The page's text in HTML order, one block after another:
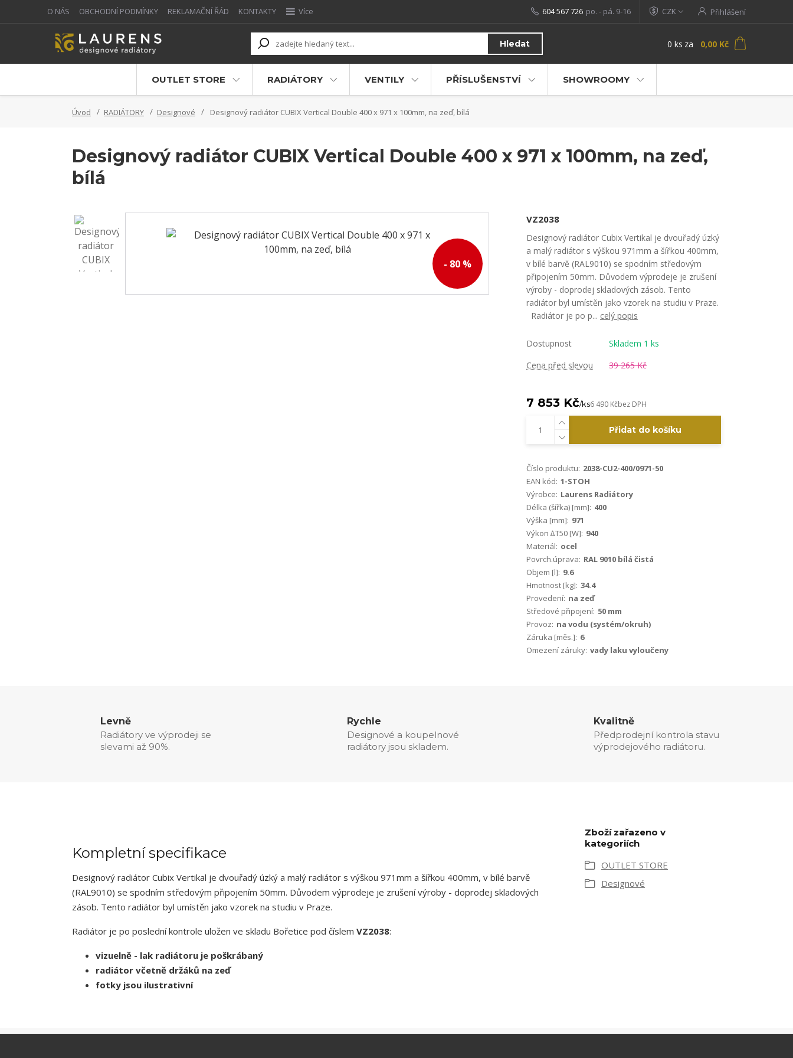
O NÁS OBCHODNÍ PODMÍNKY REKLAMAČNÍ ŘÁD KONTAKTY Více CZK Přihlášení
Hledat
604 567 726 po. - pá. 9-16
0 ks za 0,00 Kč
OUTLET STORE RADIÁTORY VENTILY PŘÍSLUŠENSTVÍ SHOWROOMY
Úvod RADIÁTORY Designové Designový radiátor CUBIX Vertical Double 400 x 971 x 100mm, na zeď, bílá
Designový radiátor CUBIX Vertical Double 400 x 971 x 100mm, na zeď,
bílá
- 80 %
VZ2038
Designový radiátor Cubix Vertikal je dvouřadý úzký
a malý radiátor s výškou 971mm a šířkou 400mm,
v bílé barvě (RAL9010) se spodním středovým
připojením 50mm. Důvodem výprodeje je zrušení
výroby - doprodej skladových zásob. Tento
radiátor byl umístěn jako vzorek na studiu v Praze.
Radiátor je po p... celý popis
Dostupnost
Skladem 1 ks
Cena před slevou
39 265 Kč
7 853 Kč/ks6 490 Kčbez DPH
Přidat do košíku
Číslo produktu: 2038-CU2-400/0971-50
EAN kód: 1-STOH
Výrobce: Laurens Radiátory
Délka (šířka) [mm]: 400
Výška [mm]: 971
Výkon ∆T50 [W]: 940
Materiál: ocel
Povrch.úprava: RAL 9010 bílá čistá
Objem [l]: 9.6
Hmotnost [kg]: 34.4
Provedení: na zeď
Středové připojení: 50 mm
Provoz: na vodu (systém/okruh)
Záruka [měs.]: 6
Omezení záruky: vady laku vyloučeny
Levně
Radiátory ve výprodeji se
slevami až 90%.
Rychle
Designové a koupelnové
radiátory jsou skladem.
Kvalitně
Předprodejní kontrola stavu
výprodejového radiátoru.
Kompletní specifikace
Designový radiátor Cubix Vertikal je dvouřadý úzký a malý radiátor s výškou 971mm a šířkou 400mm, v bílé barvě
(RAL9010) se spodním středovým připojením 50mm. Důvodem výprodeje je zrušení výroby - doprodej skladových
zásob. Tento radiátor byl umístěn jako vzorek na studiu v Praze.
Radiátor je po poslední kontrole uložen ve skladu Bořetice pod číslem VZ2038:
vizuelně - lak radiátoru je poškrábaný
radiátor včetně držáků na zeď
fotky jsou ilustrativní
Zboží zařazeno v
kategoriích
OUTLET STORE
Designové